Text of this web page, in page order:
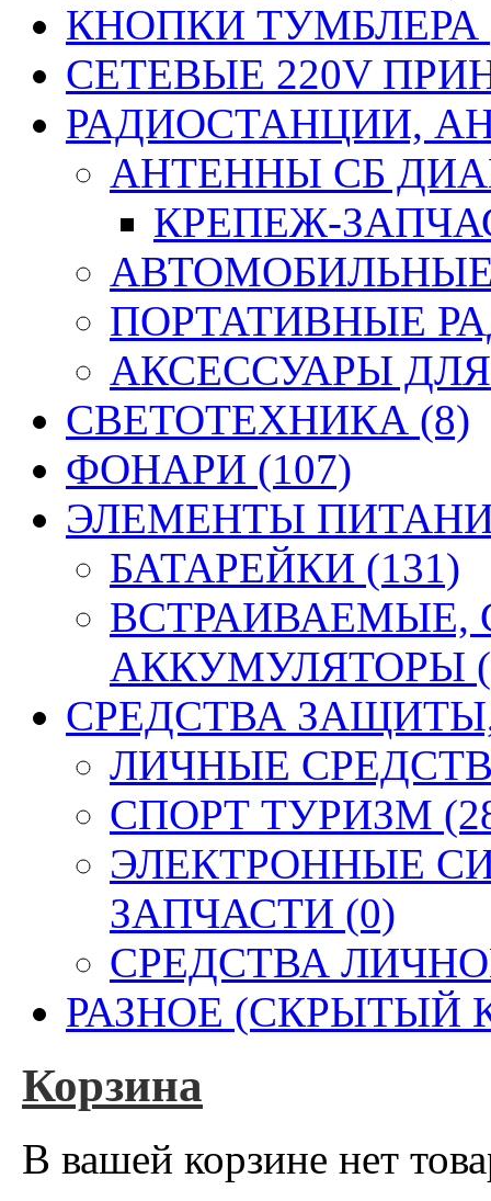
КНОПКИ ТУМБЛЕРА
СЕТЕВЫЕ 220V
РАДИОСТАНЦИИ,
АНТЕННЫ CБ
КРЕПЕЖ-
ПОРТАТИВНЫЕ
АКСЕССУАРЫ
СВЕТОТЕХНИКА (8)
ФОНАРИ (107)
ЭЛЕМЕНТЫ
БАТАРЕЙКИ (131)
ВСТРАИВАЕМЫЕ,
АККУМУЛЯТОРЫ
СРЕДСТВА
ЛИЧНЫЕ
СПОРТ ТУРИЗМ
ЭЛЕКТРОННЫЕ
ЗАПЧАСТИ (0)
СРЕДСТВА
РАЗНОЕ (СКРЫТЫЙ
Корзина
В вашей корзине нет